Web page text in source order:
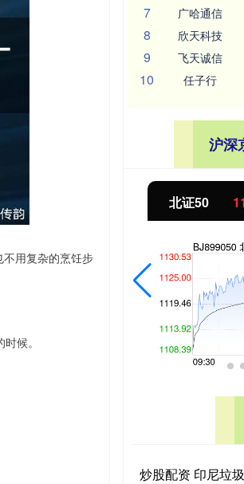
用复杂的烹饪步
候。
7 广哈通信
8 欣天科技
9 飞天诚信
10 任子行
沪深
-6.85 北证50
炒股配资 印尼垃